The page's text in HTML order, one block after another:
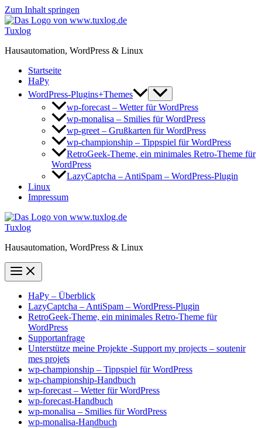
Zum Inhalt springen
Tuxlog
Hausautomation, WordPress & Linux
Startseite
HaPy
WordPress-Plugins+Themes
wp-forecast – Wetter für WordPress
wp-monalisa – Smilies für WordPress
wp-greet – Grußkarten für WordPress
wp-championship – Tippspiel für WordPress
RetroGeek-Theme, ein minimales Retro-Theme für
WordPress
LazyCaptcha – AntiSpam – WordPress-Plugin
Linux
Impressum
Tuxlog
Hausautomation, WordPress & Linux
HaPy – Überblick
LazyCaptcha – AntiSpam – WordPress-Plugin
RetroGeek-Theme, ein minimales Retro-Theme für
WordPress
Supportanfrage
Unterstütze meine Projekte -Support my projects – soutenir
mes projets
wp-championship – Tippspiel für WordPress
wp-championship-Handbuch
wp-forecast – Wetter für WordPress
wp-forecast-Handbuch
wp-monalisa – Smilies für WordPress
wp-monalisa-Handbuch